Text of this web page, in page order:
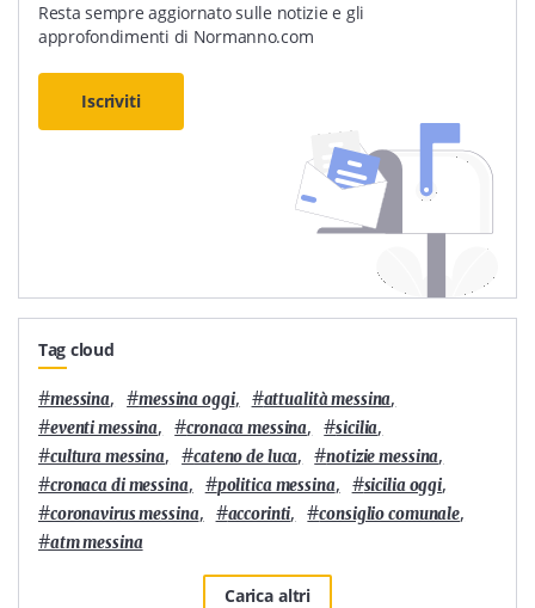
Resta sempre aggiornato sulle notizie e gli
approfondimenti di Normanno.com
Iscriviti
Tag cloud
#messina, #messina oggi, #attualità messina,
#eventi messina, #cronaca messina, #sicilia,
#cultura messina, #cateno de luca, #notizie messina,
#cronaca di messina, #politica messina, #sicilia oggi,
#coronavirus messina, #accorinti, #consiglio comunale,
#atm messina
Carica altri